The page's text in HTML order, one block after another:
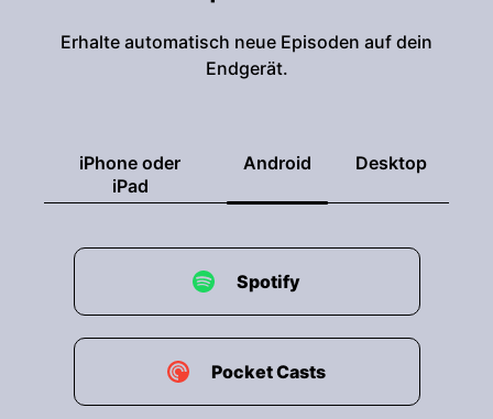
Erhalte automatisch neue Episoden auf dein
Endgerät.
iPhone oder
iPad
Android Desktop
Spotify
Pocket Casts